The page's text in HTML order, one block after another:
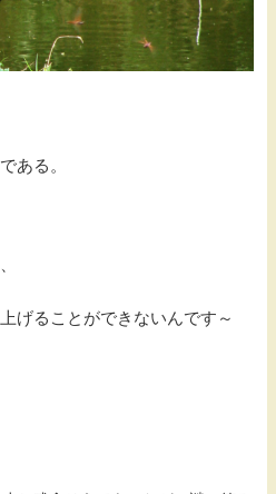
ある。
げることができないんです～